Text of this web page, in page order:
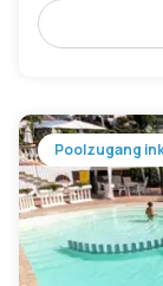
Poolzugang